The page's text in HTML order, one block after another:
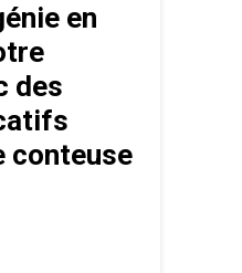
en
des
conteuse